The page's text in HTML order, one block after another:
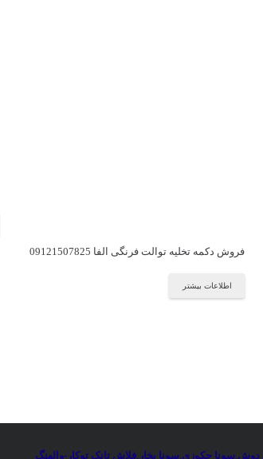
فروش دکمه تخلیه توالت فرنگی الفا 09121507825
اطلاعات بیشتر
دوش سونا جکوزی سونا بخار فلاش تانک توکار-والهنگ